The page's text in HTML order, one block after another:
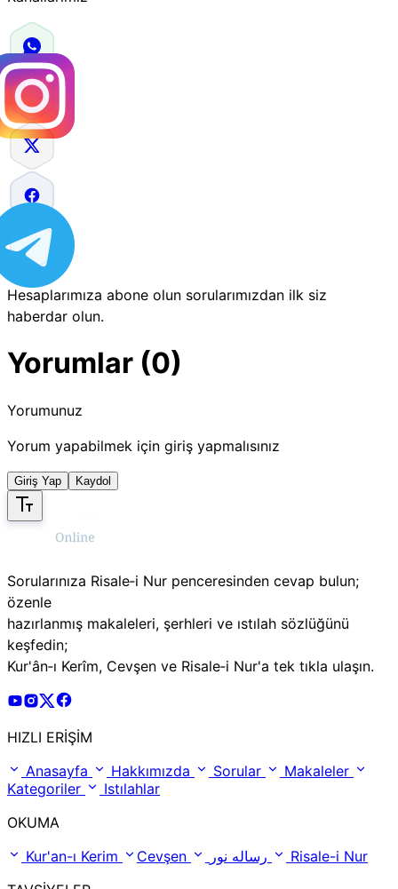
Hesaplarımıza abone olun sorularımızdan ilk siz
haberdar olun.
Yorumlar (0)
Yorumunuz
Yorum yapabilmek için giriş yapmalısınız
Giriş Yap Kaydol
Sorularınıza Risale‑i Nur penceresinden cevap bulun;
özenle
hazırlanmış makaleleri, şerhleri ve ıstılah sözlüğünü
keşfedin;
Kur'ân‑ı Kerîm, Cevşen ve Risale‑i Nur'a tek tıkla ulaşın.
Risale Online Youtube Hesabı
Risale Online Instagram Hesabı
Risale Online X Hesabı
HIZLI ERİŞİM
Anasayfa
Hakkımızda Sorular
Makaleler
Kategoriler
Istılahlar
OKUMA
Kur'an-ı Kerim
Cevşen
Risale-i Nur